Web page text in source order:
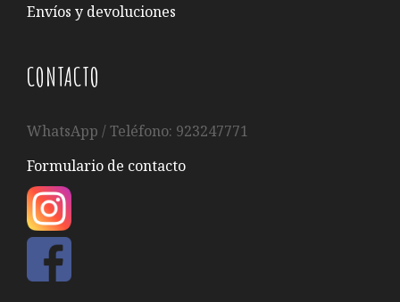
Envíos y devoluciones
CONTACTO
WhatsApp / Teléfono: 923247771
Formulario de contacto